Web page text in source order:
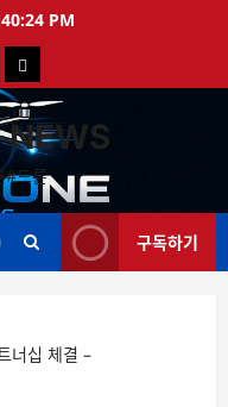
PM
드
론
특
가
NEWS
#드론
구독하기
너십 체결 –